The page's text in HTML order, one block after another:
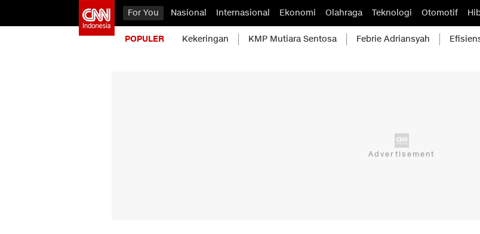
For You Nasional Internasional Ekonomi Olahraga Teknologi Otomotif
POPULER Kekeringan KMP Mutiara Sentosa Febrie Adriansyah